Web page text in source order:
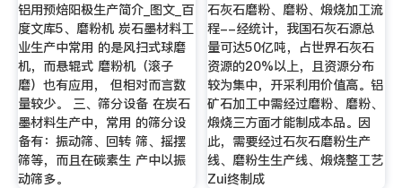
铝用预焙阳极生产简介_图文_百
度文库5、磨粉机 炭石墨材料工
业生产中常用 的是风扫式球磨
机，而悬辊式 磨粉机（滚子
磨）也有应用， 但相对而言数
量较少。 三、筛分设备 在炭石
墨材料生产中，常用 的筛分设
备有：振动筛、回转 筛、摇摆
筛等，而且在碳素生 产中以振
动筛多。
石灰石磨粉、磨粉、煅烧加工流
程--经统计，我国石灰石源总
量可达50亿吨，占世界石灰石
资源的20%以上，且资源分布
较为集中，开采利用价值高。铝
矿石加工中需经过磨粉、磨粉、
煅烧三方面才能制成本品。因
此，需要经过石灰石磨粉生产
线、磨粉生生产线、煅烧整工艺
Zui终制成